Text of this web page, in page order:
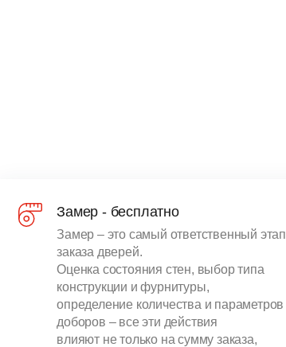
Замер - бесплатно
Замер – это самый ответственный этап
заказа дверей.
Оценка состояния стен, выбор типа
конструкции и фурнитуры,
определение количества и параметров
доборов – все эти действия
влияют не только на сумму заказа,